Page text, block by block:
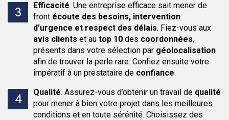
Efficacité. Une entreprise efficace sait mener de
front écoute des besoins, intervention
d’urgence et respect des délais. Fiez-vous aux
avis clients et au top 10 des coordonnées,
présents dans votre sélection par géolocalisation
afin de trouver la perle rare. Confiez ensuite votre
impératif à un prestataire de confiance.
Qualité. Assurez-vous d’obtenir un travail de qualité
pour mener à bien votre projet dans les meilleures
conditions et en toute sérénité. Choisissez des